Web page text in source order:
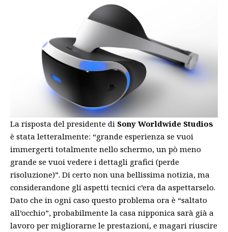
La risposta del presidente di Sony Worldwide Studios
è stata letteralmente: “grande esperienza se vuoi
immergerti totalmente nello schermo, un pò meno
grande se vuoi vedere i dettagli grafici (perde
risoluzione)”. Di certo non una bellissima notizia, ma
considerandone gli aspetti tecnici c’era da aspettarselo.
Dato che in ogni caso questo problema ora è “saltato
all’occhio”, probabilmente la casa nipponica sarà già a
lavoro per migliorarne le prestazioni, e magari riuscire